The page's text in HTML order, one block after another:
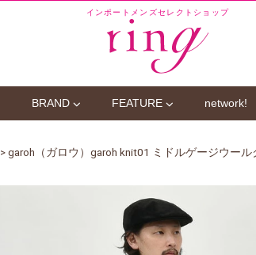
インポートメンズセレクトショップ
BRAND FEATURE network!
> garoh（ガロウ）garoh knit01 ミドルゲージウー